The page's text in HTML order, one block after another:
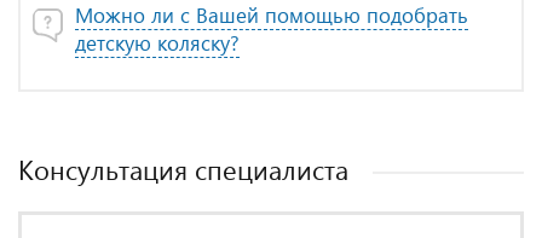
Можно ли с Вашей помощью подобрать
детскую коляску?
Консультация специалиста